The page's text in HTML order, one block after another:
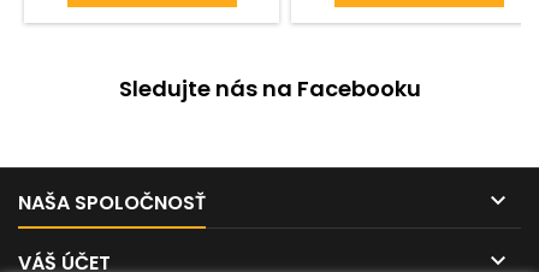
Sledujte nás na Facebooku
NAŠA SPOLOČNOSŤ 
VÁŠ ÚČET 